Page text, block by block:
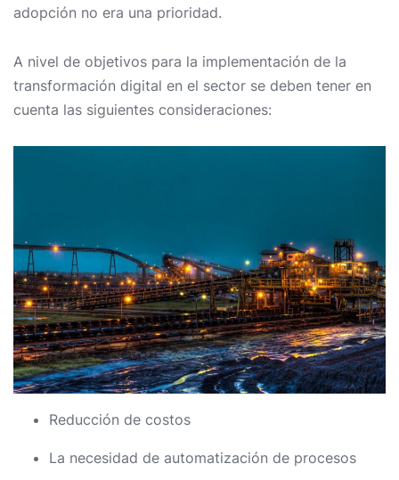
adopción no era una prioridad.
A nivel de objetivos para la implementación de la
transformación digital en el sector se deben tener en
cuenta las siguientes consideraciones:
Reducción de costos
La necesidad de automatización de procesos